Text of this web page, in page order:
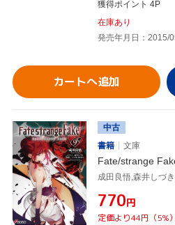
獲得ポイント 4P
在庫あり
発売年月日：2015/
カートへ追加
中古
書籍
文庫
Fate/strange
成田良悟,森井しづ
¥770円
定価より44円（5%